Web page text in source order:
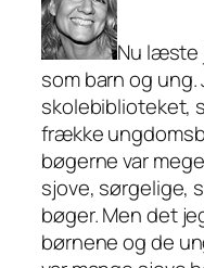
Nu læste
som barn og
skolebiblioteket,
frække
bøgerne var
sjove, sørgelige,
bøger. Men det
børnene og de